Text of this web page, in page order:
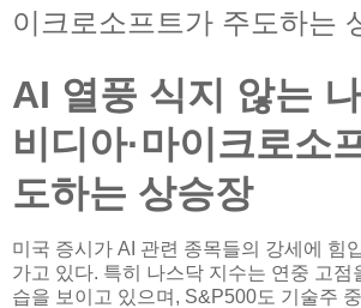
이크로소프트가 주도하는
AI 열풍 식지 않는
비디아·마이크로소
도하는 상승장
미국 증시가 AI 관련 종목들의 강세에 힘
가고 있다. 특히 나스닥 지수는 연중 고점
습을 보이고 있으며, S&P500도 기술주